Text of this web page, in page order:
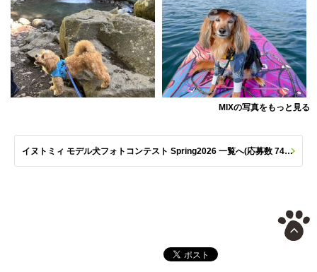
MIXの写真をもっと見る
イヌトミィ モデル犬フォトコンテスト Spring2026 一覧へ(応募数 747枚)